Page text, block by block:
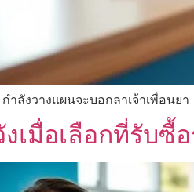
ำลังวางแผนจะบอกลาเจ้าเพื่อนย
เมื่อเลือกที่รับ